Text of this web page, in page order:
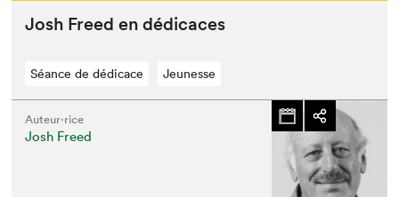
Josh Freed en dédicaces
Séance de dédicace Jeunesse
Auteur·rice
Josh Freed